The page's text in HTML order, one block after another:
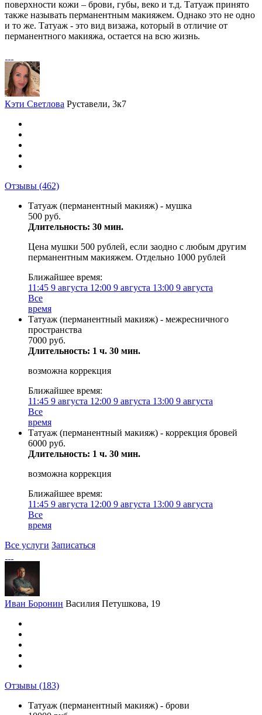
поверхности кожи – брови, губы, веко и т.д. Татуаж принято
также называть перманентным макияжем. Однако это не одно
и то же. Татуаж - это вид визажа, который в отличие от
перманентного макияжа, остается на всю жизнь.
Кэти Светлова Руставели, 3к7
Отзывы (462)
Татуаж (перманентный макияж) - мушка
500 руб.
Длительность: 30 мин.
Цена мушки 500 рублей, если заодно с любым другим
перманентным макияжем. Отдельно 1000 рублей
Ближайшее время:
11:45 9 августа 12:00 9 августа 13:00 9 августа
Все
время
Татуаж (перманентный макияж) - межресничного
пространства
7000 руб.
Длительность: 1 ч. 30 мин.
возможна коррекция
Ближайшее время:
11:45 9 августа 12:00 9 августа 13:00 9 августа
Все
время
Татуаж (перманентный макияж) - коррекция бровей
6000 руб.
Длительность: 1 ч. 30 мин.
возможна коррекция
Ближайшее время:
11:45 9 августа 12:00 9 августа 13:00 9 августа
Все
время
Все услуги Записаться
Иван Боронин Василия Петушкова, 19
Отзывы (183)
Татуаж (перманентный макияж) - брови